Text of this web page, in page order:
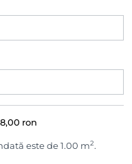
ron
este de 1.00 m2.